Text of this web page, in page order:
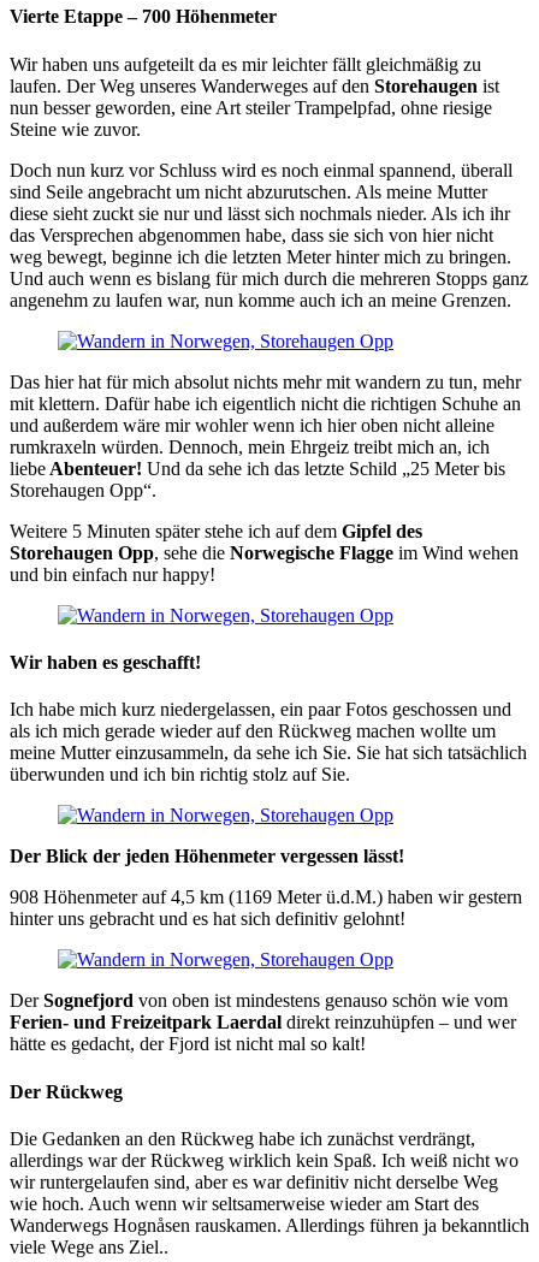
Vierte Etappe – 700 Höhenmeter
Wir haben uns aufgeteilt da es mir leichter fällt gleichmäßig zu
laufen. Der Weg unseres Wanderweges auf den Storehaugen ist
nun besser geworden, eine Art steiler Trampelpfad, ohne riesige
Steine wie zuvor.
Doch nun kurz vor Schluss wird es noch einmal spannend, überall
sind Seile angebracht um nicht abzurutschen. Als meine Mutter
diese sieht zuckt sie nur und lässt sich nochmals nieder. Als ich ihr
das Versprechen abgenommen habe, dass sie sich von hier nicht
weg bewegt, beginne ich die letzten Meter hinter mich zu bringen.
Und auch wenn es bislang für mich durch die mehreren Stopps ganz
angenehm zu laufen war, nun komme auch ich an meine Grenzen.
Das hier hat für mich absolut nichts mehr mit wandern zu tun, mehr
mit klettern. Dafür habe ich eigentlich nicht die richtigen Schuhe an
und außerdem wäre mir wohler wenn ich hier oben nicht alleine
rumkraxeln würden. Dennoch, mein Ehrgeiz treibt mich an, ich
liebe Abenteuer! Und da sehe ich das letzte Schild „25 Meter bis
Storehaugen Opp“.
Weitere 5 Minuten später stehe ich auf dem Gipfel des
Storehaugen Opp, sehe die Norwegische Flagge im Wind wehen
und bin einfach nur happy!
Wir haben es geschafft!
Ich habe mich kurz niedergelassen, ein paar Fotos geschossen und
als ich mich gerade wieder auf den Rückweg machen wollte um
meine Mutter einzusammeln, da sehe ich Sie. Sie hat sich tatsächlich
überwunden und ich bin richtig stolz auf Sie.
Der Blick der jeden Höhenmeter vergessen lässt!
908 Höhenmeter auf 4,5 km (1169 Meter ü.d.M.) haben wir gestern
hinter uns gebracht und es hat sich definitiv gelohnt!
DerSognefjord von oben ist mindestens genauso schön wie vom
Ferien- und Freizeitpark Laerdal direkt reinzuhüpfen – und wer
hätte es gedacht, der Fjord ist nicht mal so kalt!
Der Rückweg
Die Gedanken an den Rückweg habe ich zunächst verdrängt,
allerdings war der Rückweg wirklich kein Spaß. Ich weiß nicht wo
wir runtergelaufen sind, aber es war definitiv nicht derselbe Weg
wie hoch. Auch wenn wir seltsamerweise wieder am Start des
Wanderwegs Hognåsen rauskamen. Allerdings führen ja bekanntlich
viele Wege ans Ziel..